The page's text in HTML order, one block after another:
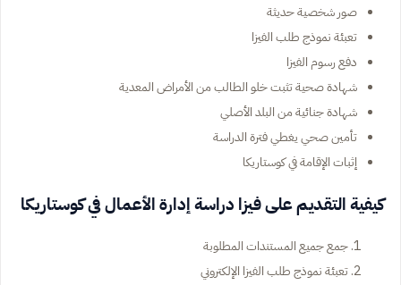
صور شخصية حديثة
تعبئة نموذج طلب الفيزا
دفع رسوم الفيزا
شهادة صحية تثبت خلو الطالب من الأمراض المعدية
شهادة جنائية من البلد الأصلي
تأمين صحي يغطي فترة الدراسة
إثبات الإقامة في كوستاريكا
كيفية التقديم على فيزا دراسة إدارة الأعمال في كوستاريكا
جمع جميع المستندات المطلوبة
تعبئة نموذج طلب الفيزا الإلكتروني